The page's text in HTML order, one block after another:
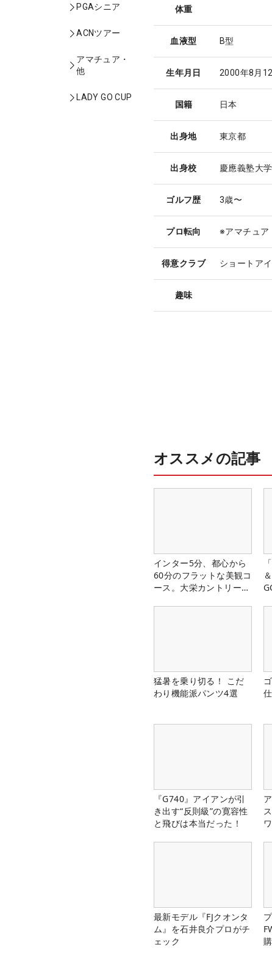
PGAシニア
ACNツアー
アマチュア・
他
LADY GO CUP
体重
血液型 B型
生年月日 2000年8月
国籍 日本
出身地 東京都
出身校 慶應義塾大
ゴルフ歴 3歳〜
プロ転向 ※アマチュア
得意クラブ ショートア
趣味
オススメの記事
インター5分、都心から
60分のフラットな美観コ
ース。大栄カントリー俱
猛暑を乗り切る！ こだ
わり機能派パンツ4選
『G740』アイアンが引
き出す“反則級”の寛容性
と飛びは本当だった！
最新モデル『FJクオンタ
ム』を石井良介プロがチ
ェック